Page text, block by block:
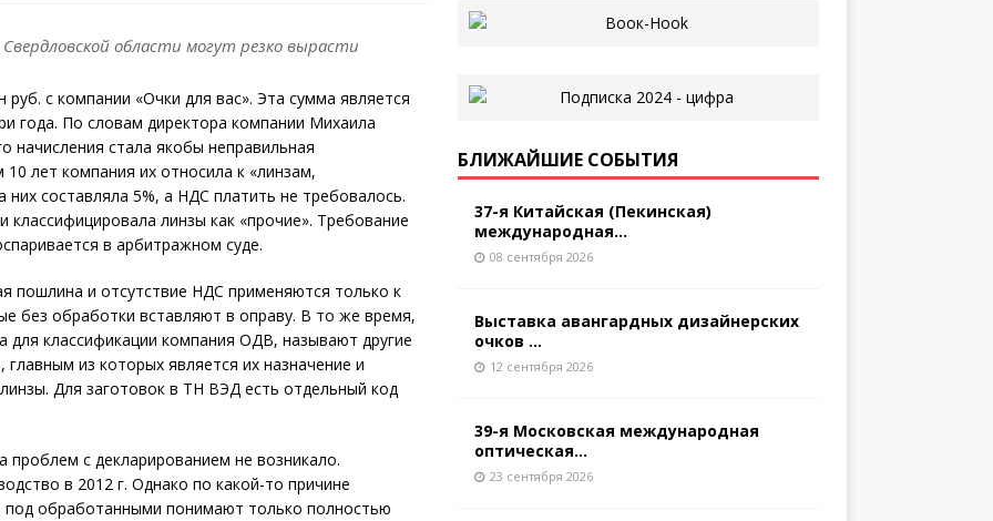
области могут резко вырасти
с компании «Очки для вас». Эта сумма является
года. По словам директора компании Михаила
начисления стала якобы неправильная
лет компания их относила к «линзам,
составляла 5%, а НДС платить не требовалось.
линзы как «прочие». Требование
в арбитражном суде.
пошлина и отсутствие НДС применяются только к
без обработки вставляют в оправу. В то же время,
для классификации компания ОДВ, называют другие
из которых является их назначение и
Для заготовок в ТН ВЭД есть отдельный код
с декларированием не возникало.
в 2012 г. Однако по какой-то причине
под обработанными понимают только полностью
БЛИЖАЙШИЕ СОБЫТИЯ
37-я Китайская (Пекинская)
международная...
08 сентября 2026
Выставка авангардных дизайнерских
очков ...
12 сентября 2026
39-я Московская международная
оптическая...
23 сентября 2026